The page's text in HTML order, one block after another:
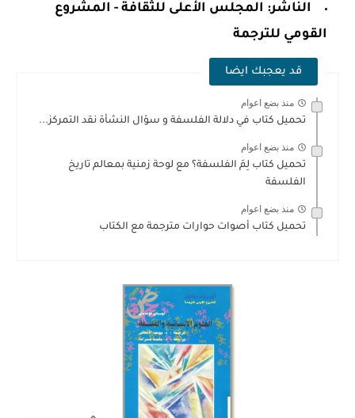
الناشر: المجلس الأعلى للثقافة - المشروع
القومي للترجمة
قد يعجبك ايضا
منذ بضع اعوام
تحميل كتاب في دلالة الفلسفة و سؤال النشأة نقد التمركز...
منذ بضع اعوام
تحميل كتاب لِمَ الفلسفة؟ مع لوحة زمنية بمعالم تاريخ
الفلسفة
منذ بضع اعوام
تحميل كتاب أصوات حوارات مترجمة مع الكتاب